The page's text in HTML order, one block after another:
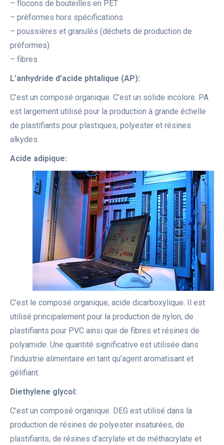
– flocons de bouteilles en PET
– préformes hors spécifications
– poussières et granulés (déchets de production de
préformes)
– fibres
L’anhydride d’acide phtalique (AP):
C’est un composé organique. C’est un solide incolore. PA
est largement utilisé pour la production à grande échelle
de plastifiants pour plastiques, polyester et résines
alkydes.
Acide adipique:
C’est le composé organique, acide dicarboxylique. Il est
utilisé principalement pour la production de nylon, de
plastifiants pour PVC ainsi que de fibres et résines de
polyamide. Une quantité significative est utilisée dans
l’industrie alimentaire en tant qu’agent aromatisant et
gélifiant.
Diethylene glycol:
C’est un composé organique. DEG est utilisé dans la
production de résines de polyester insaturées, de
plastifiants, de résines d’acrylate et de méthacrylate et